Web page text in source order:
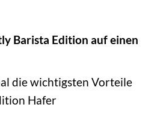
Barista Edition auf einen
die wichtigsten Vorteile
Hafer